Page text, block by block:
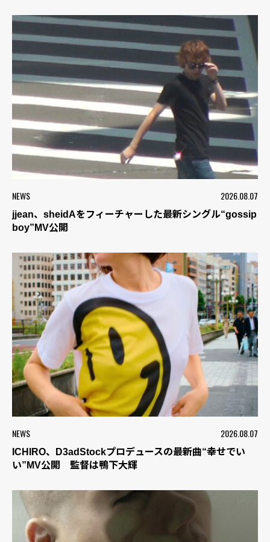
NEWS 2026.08.07
jjean、sheidAをフィーチャーした最新シングル“gossip
boy”MV公開
NEWS 2026.08.07
ICHIRO、D3adStockプロデュースの最新曲“幸せでい
い”MV公開 監督は鴨下大輝